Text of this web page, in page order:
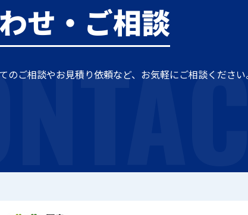
せ・ご相談
のご相談やお見積り依頼など、お気軽にご相談ください